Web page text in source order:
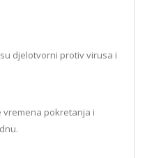
djelotvorni protiv virusa i
vremena pokretanja i